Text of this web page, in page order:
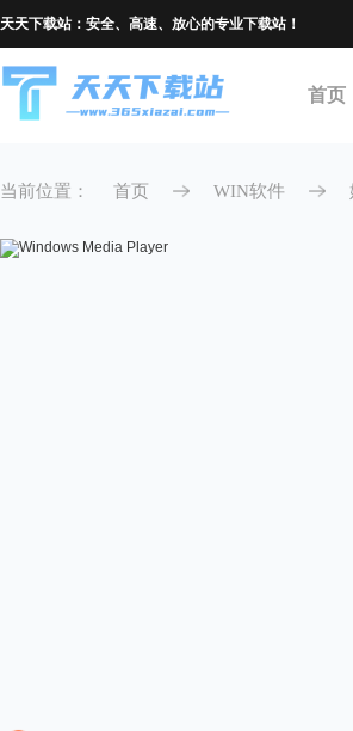
天天下载站：安全、高速、放心的专业下载站！
首页
当前位置： 首页 WIN软件